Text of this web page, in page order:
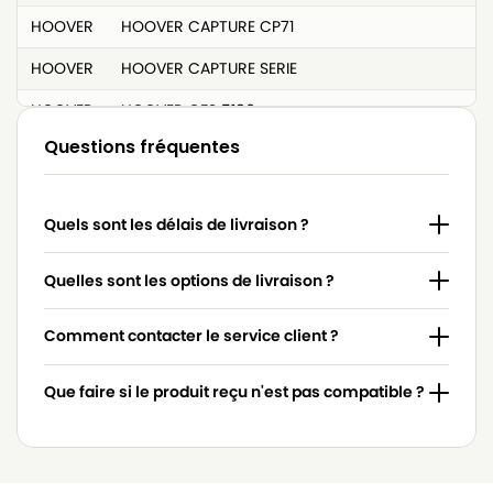
HOOVER
HOOVER CAPTURE CP71
HOOVER
HOOVER CAPTURE SERIE
HOOVER
HOOVER CFS 5186
HOOVER
HOOVER CP
HOOVER
HOOVER CP 70_CP 04
HOOVER
HOOVER CP 70_CP 09
HOOVER
HOOVER CP 70_CP 11
HOOVER
HOOVER CP 70_CP 20
HOOVER
HOOVER CP 70_CP 25
Questions fréquentes
Quels sont les délais de livraison ?
Quelles sont les options de livraison ?
Comment contacter le service client ?
Que faire si le produit reçu n'est pas compatible ?